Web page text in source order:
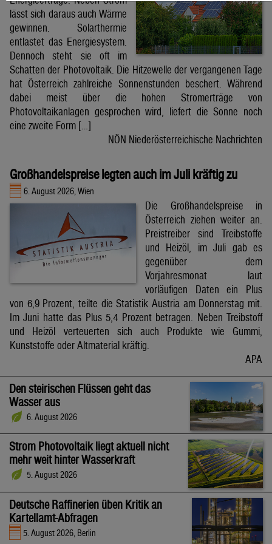
lässt sich daraus auch Wärme
gewinnen. Solarthermie
entlastet das Energiesystem.
Dennoch steht sie oft im
Schatten der Photovoltaik. Die Hitzewelle der vergangenen Tage
hat Österreich zahlreiche Sonnenstunden beschert. Während
dabei meist über die hohen Stromerträge von
Photovoltaikanlagen gesprochen wird, liefert die Sonne noch
eine zweite Form […]
NÖN Niederösterreichische Nachrichten
Großhandelspreise legten auch im Juli kräftig zu
6. August 2026, Wien
Die Großhandelspreise in
Österreich ziehen weiter an.
Preistreiber sind Treibstoffe
und Heizöl, im Juli gab es
gegenüber dem
Vorjahresmonat laut
vorläufigen Daten ein Plus
von 6,9 Prozent, teilte die Statistik Austria am Donnerstag mit.
Im Juni hatte das Plus 5,4 Prozent betragen. Neben Treibstoff
und Heizöl verteuerten sich auch Produkte wie Gummi,
Kunststoffe oder Altmaterial kräftig.
APA
Den steirischen Flüssen geht das
Wasser aus
6. August 2026
Strom Photovoltaik liegt aktuell nicht
mehr weit hinter Wasserkraft
5. August 2026
Deutsche Raffinerien üben Kritik an
Kartellamt-Abfragen
5. August 2026, Berlin